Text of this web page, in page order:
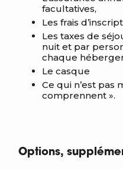
facultatives,
Les frais
Les taxes de
nuit et par
chaque
Le casque
Ce qui n’est pas
comprennent ».
Options,